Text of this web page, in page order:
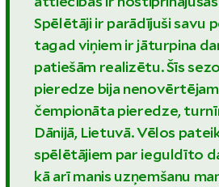
Spēlētāji ir parādījuši savu
tagad viņiem ir jāturpina
patiešām realizētu. Šīs
pieredze bija
čempionāta pieredze,
Dānijā, Lietuvā. Vēlos
spēlētājiem par ieguldīto
kā arī manis uzņemšanu